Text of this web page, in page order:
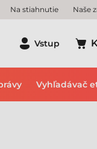
Na stiahnutie Naše
Vstup
Vyhľadávač